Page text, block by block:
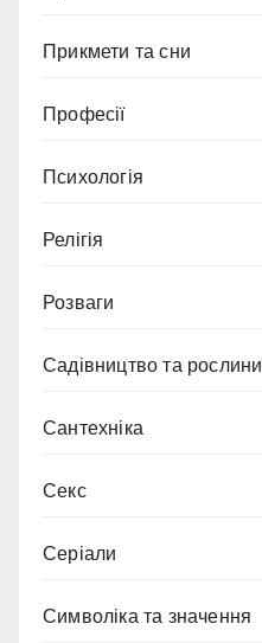
Прикмети та сни
Професії
Психологія
Релігія
Розваги
Садівництво та рослини
Сантехніка
Секс
Серіали
Символіка та значення